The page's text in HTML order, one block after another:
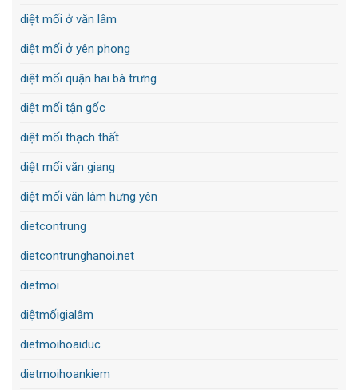
diệt mối ở văn lâm
diệt mối ở yên phong
diệt mối quận hai bà trưng
diệt mối tận gốc
diệt mối thạch thất
diệt mối văn giang
diệt mối văn lâm hưng yên
dietcontrung
dietcontrunghanoi.net
dietmoi
diệtmốigialâm
dietmoihoaiduc
dietmoihoankiem